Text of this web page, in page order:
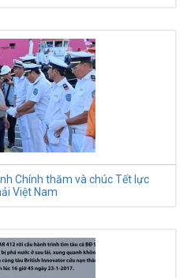
Chính thăm và chúc Tết lực
Việt Nam